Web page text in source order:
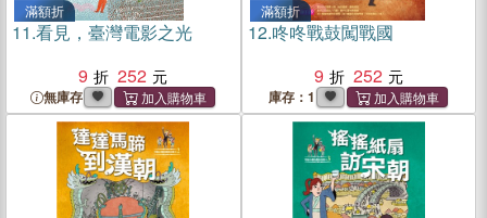
滿額折
11.看見，臺灣電影之光
9
252
無庫存
滿額折
12.咚咚戰鼓闖戰國
9
252
庫存：1